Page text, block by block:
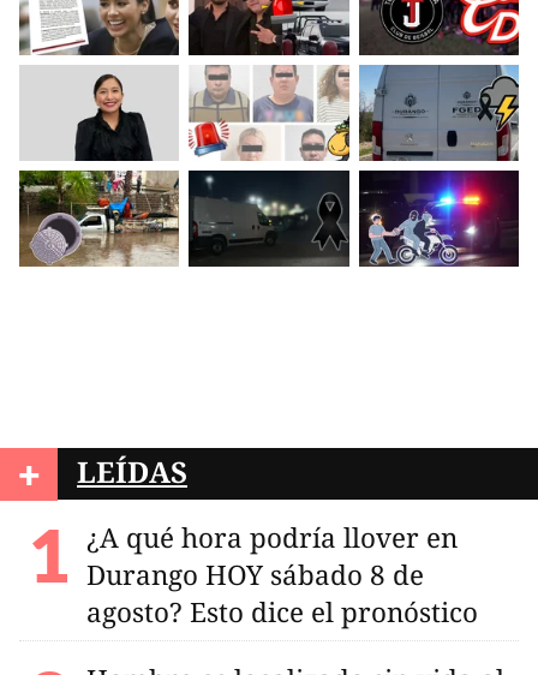
+ LEÍDAS
¿A qué hora podría llover en
Durango HOY sábado 8 de
agosto? Esto dice el pronóstico